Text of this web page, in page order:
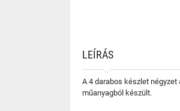
LEÍRÁS
A 4 darabos készlet
műanyagból készült.